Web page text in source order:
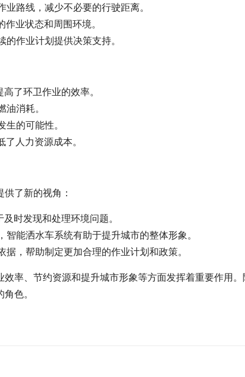
路线，减少不必要的行驶距离。
业状态和周围环境。
作业计划提供决策支持。
了环卫作业的效率。
消耗。
的可能性。
人力资源成本。
了新的视角：
时发现和处理环境问题。
能洒水车系统有助于提升城市的整体形象。
，帮助制定更加合理的作业计划和政策。
率、节约资源和提升城市形象等方面发挥着重要作用
色。